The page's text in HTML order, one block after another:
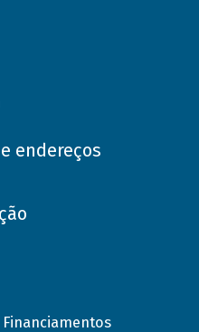
endereços
Financiamentos